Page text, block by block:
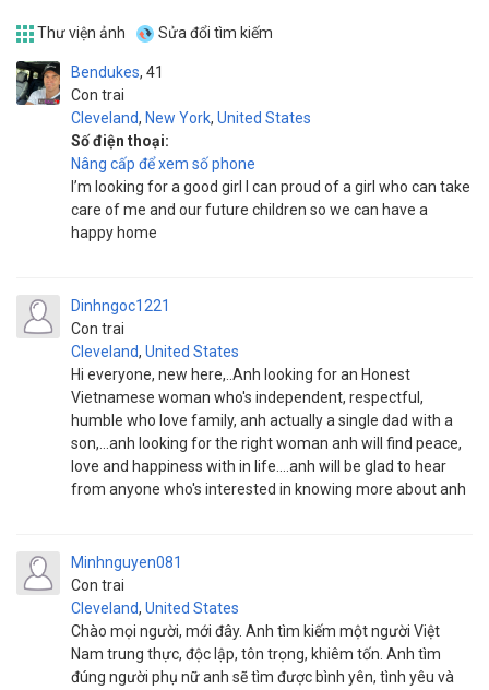
Thư viện ảnh Sửa đổi tìm kiếm
Bendukes
Con trai
41
Cleveland, New York, United States
Số điện thoại:
Nâng cấp để xem số phone
I’m looking for a good girl I can proud of a girl who can take
care of me and our future children so we can have a
happy home
Dinhngoc1221
Con trai
Cleveland, United States
Hi everyone, new here,..Anh looking for an Honest
Vietnamese woman who's independent, respectful,
humble who love family, anh actually a single dad with a
son,...anh looking for the right woman anh will find peace,
love and happiness with in life....anh will be glad to hear
from anyone who's interested in knowing more about anh
Minhnguyen081
Con trai
Cleveland, United States
Chào mọi người, mới đây. Anh tìm kiếm một người Việt
Nam trung thực, độc lập, tôn trọng, khiêm tốn. Anh tìm
đúng người phụ nữ anh sẽ tìm được bình yên, tình yêu và